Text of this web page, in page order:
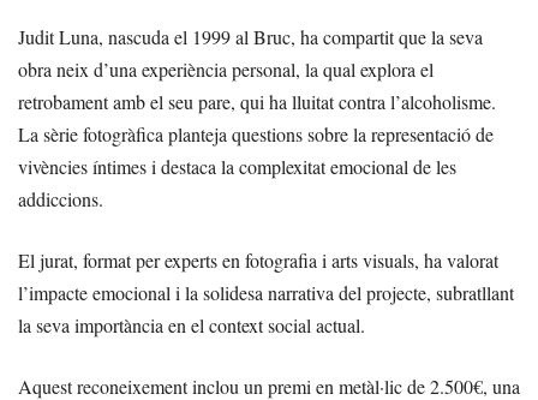
Judit Luna, nascuda el 1999 al Bruc, ha compartit que la seva
obra neix d’una experiència personal, la qual explora el
retrobament amb el seu pare, qui ha lluitat contra l’alcoholisme.
La sèrie fotogràfica planteja questions sobre la representació de
vivències íntimes i destaca la complexitat emocional de les
addiccions.
El jurat, format per experts en fotografia i arts visuals, ha valorat
l’impacte emocional i la solidesa narrativa del projecte, subratllant
la seva importància en el context social actual.
Aquest reconeixement inclou un premi en metàl·lic de 2.500€, una